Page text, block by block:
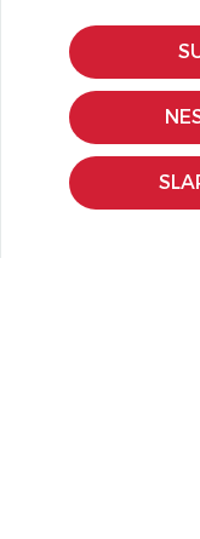
KLIENTŲ
Pirkimo – pardavimo
Pristatymas ir grąžinimas
Apmokėjimo būdai
Kokybės ir saugumo
Privatumo taisyklės